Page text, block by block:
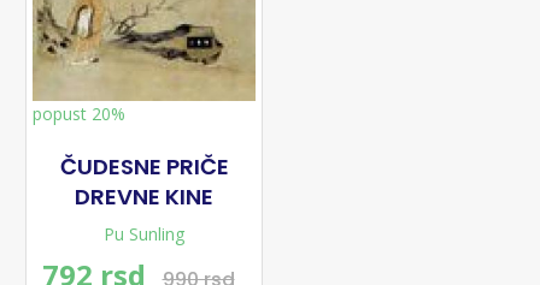
popust 20%
ČUDESNE PRIČE
DREVNE KINE
Pu Sunling
792 rsd